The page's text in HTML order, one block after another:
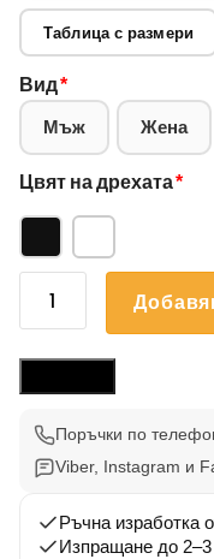
Таблица с размери
Вид*
Мъж Жена
Цвят на дрехата*
количество
Вдъхновения
38
Поръчки по
Viber, Instagram и
Ръчна изработка
Изпращане до